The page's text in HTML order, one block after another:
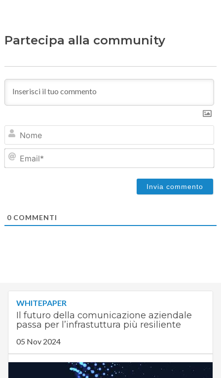
Partecipa alla community
0COMMENTI
WHITEPAPER
Il futuro della comunicazione aziendale
passa per l’infrastuttura più resiliente
05 Nov 2024